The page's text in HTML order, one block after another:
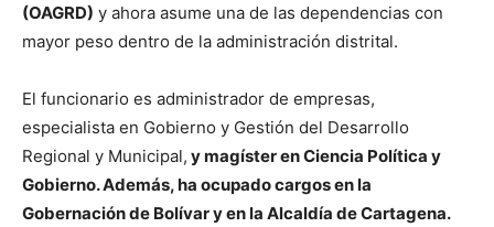
(OAGRD) y ahora asume una de las dependencias con
mayor peso dentro de la administración distrital.
El funcionario es administrador de empresas,
especialista en Gobierno y Gestión del Desarrollo
Regional y Municipal, y magíster en Ciencia Política y
Gobierno. Además, ha ocupado cargos en la
Gobernación de Bolívar y en la Alcaldía de Cartagena.